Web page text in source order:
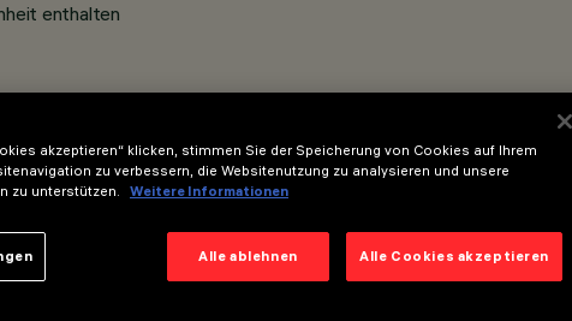
enthalten
akzeptieren“ klicken, stimmen Sie der Speicherung von Cookies auf Ihrem
zu verbessern, die Websitenutzung zu analysieren und unsere
zu unterstützen.
Weitere Informationen
Alle ablehnen Alle Cookies akzeptieren